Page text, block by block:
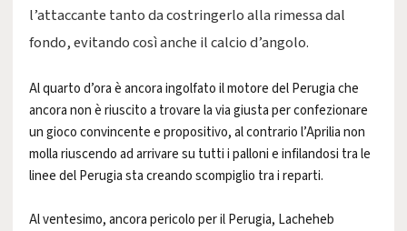
l’attaccante tanto da costringerlo alla rimessa dal
fondo, evitando così anche il calcio d’angolo.
Al quarto d’ora è ancora ingolfato il motore del Perugia che
ancora non è riuscito a trovare la via giusta per confezionare
un gioco convincente e propositivo, al contrario l’Aprilia non
molla riuscendo ad arrivare su tutti i palloni e infilandosi tra le
linee del Perugia sta creando scompiglio tra i reparti.
Al ventesimo, ancora pericolo per il Perugia, Lacheheb